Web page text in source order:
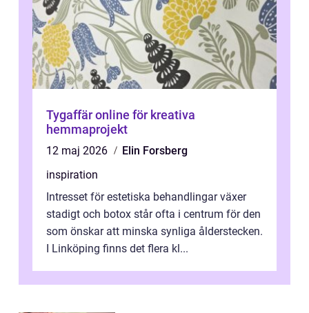
Tygaffär online för kreativa
hemmaprojekt
12 maj 2026
Elin Forsberg
inspiration
Intresset för estetiska behandlingar växer
stadigt och botox står ofta i centrum för den
som önskar att minska synliga ålderstecken.
I Linköping finns det flera kl...